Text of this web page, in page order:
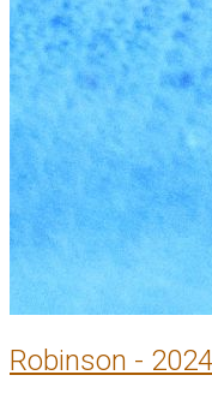
Robinson -